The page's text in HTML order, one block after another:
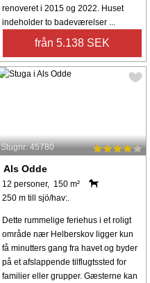
renoveret i 2015 og 2022. Huset
indeholder to badeværelser ...
från 5.138 SEK
Stugnr: 45780
Als Odde
12 personer, 150 m²
250 m till sjö/hav:.
Dette rummelige feriehus i et roligt
område nær Helberskov ligger kun
få minutters gang fra havet og byder
på et afslappende tilflugtssted for
familier eller grupper. Gæsterne kan